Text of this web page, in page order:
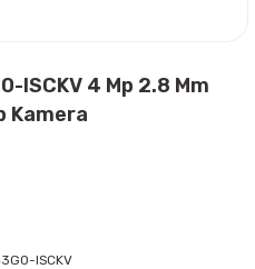
ISCKV 4 Mp 2.8 Mm
Kamera
ISCKV